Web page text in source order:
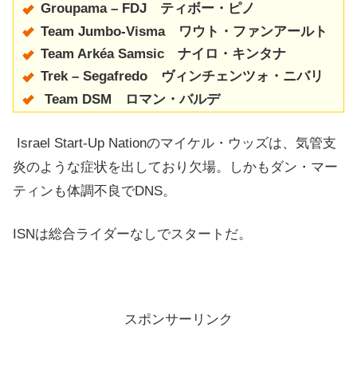
Groupama – FDJ ティボー・ピノ
Team Jumbo-Visma ワウト・ファンアールト
Team Arkéa Samsic ナイロ・キンタナ
Trek – Segafredo ヴィンチェンツォ・ニバリ
Team DSM ロマン・バルデ
Israel Start-Up Nationのマイケル・ウッズは、気管支
炎のような症状を出しており欠場。しかもダン・マー
ティンも体調不良でDNS。
ISNは総合ライダーなしでスタートだ。
スポンサーリンク